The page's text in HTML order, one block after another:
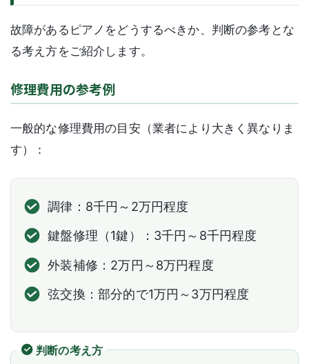
故障があるピアノをどうするべきか、判断の参考とな
る考え方をご紹介します。
修理費用の参考例
一般的な修理費用の目安（業者により大きく異なりま
す）：
調律：8千円～2万円程度
鍵盤修理（1鍵）：3千円～8千円程度
外装補修：2万円～8万円程度
弦交換：部分的で1万円～3万円程度
判断の考え方